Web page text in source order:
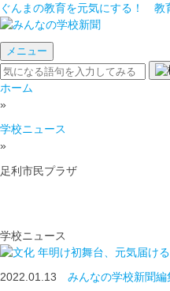
ぐんまの教育を元気にする！ 教
メニュー
ホーム
»
学校ニュース
»
足利市民プラザ
学校ニュース
年明け初舞台、元気届け
2022.01.13 みんなの学校新聞編